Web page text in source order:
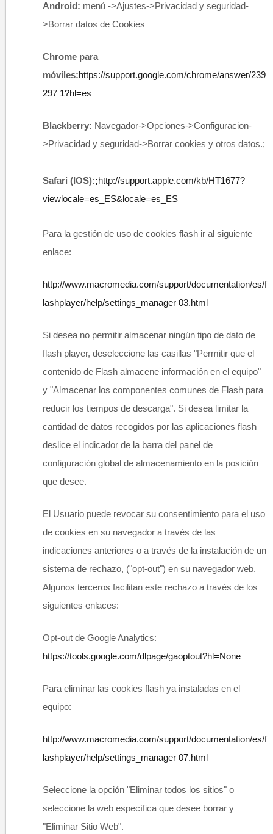
Android: menú ->Ajustes->Privacidad y seguridad-
>Borrar datos de Cookies
Chrome para
móviles:https://support.google.com/chrome/answer/239
297 1?hl=es
Blackberry: Navegador->Opciones->Configuracion-
>Privacidad y seguridad->Borrar cookies y otros datos.;​
Safari (IOS):;http://support.apple.com/kb/HT1677?
viewlocale=es_ES&locale=es_ES
Para la gestión de uso de cookies flash ir al siguiente
enlace:
http://www.macromedia.com/support/documentation/es/f
lashplayer/help/settings_manager 03.html
Si desea no permitir almacenar ningún tipo de dato de
flash player, deseleccione las casillas "Permitir que el
contenido de Flash almacene información en el equipo"
y "Almacenar los componentes comunes de Flash para
reducir los tiempos de descarga". Si desea limitar la
cantidad de datos recogidos por las aplicaciones flash
deslice el indicador de la barra del panel de
configuración global de almacenamiento en la posición
que desee.
El Usuario puede revocar su consentimiento para el uso
de cookies en su navegador a través de las
indicaciones anteriores o a través de la instalación de un
sistema de rechazo, ("opt-out") en su navegador web.
Algunos terceros facilitan este rechazo a través de los
siguientes enlaces:
Opt-out de Google Analytics:
https://tools.google.com/dlpage/gaoptout?hl=None
Para eliminar las cookies flash ya instaladas en el
equipo:
http://www.macromedia.com/support/documentation/es/f
lashplayer/help/settings_manager 07.html
Seleccione la opción "Eliminar todos los sitios" o
seleccione la web específica que desee borrar y
"Eliminar Sitio Web".